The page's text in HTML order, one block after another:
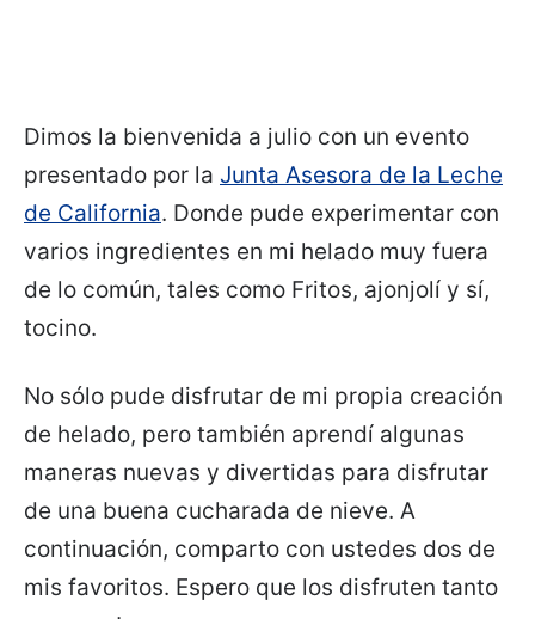
Dimos la bienvenida a julio con un evento
presentado por la Junta Asesora de la Leche
de California. Donde pude experimentar con
varios ingredientes en mi helado muy fuera
de lo común, tales como Fritos, ajonjolí y sí,
tocino.
No sólo pude disfrutar de mi propia creación
de helado, pero también aprendí algunas
maneras nuevas y divertidas para disfrutar
de una buena cucharada de nieve. A
continuación, comparto con ustedes dos de
mis favoritos. Espero que los disfruten tanto